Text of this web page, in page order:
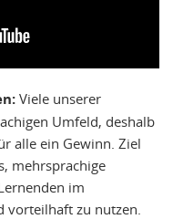
Viele unserer
Umfeld, deshalb
alle ein Gewinn. Ziel
mehrsprachige
im
vorteilhaft zu nutzen.